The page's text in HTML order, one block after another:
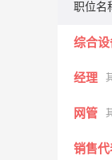
职位名
综合设
经理
网管
销售代